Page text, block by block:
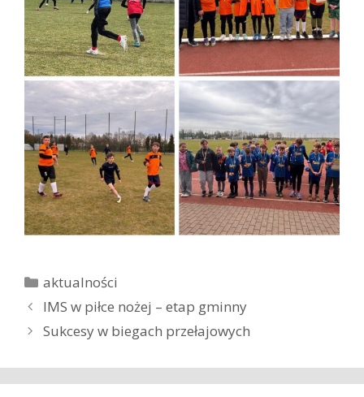
K
a
e
o
aktualności
Z
o
a
c
IMS w piłce nożej – etap gminny
Sukcesy w biegach przełajowych